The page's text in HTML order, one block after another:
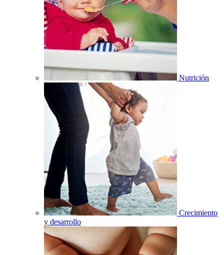
Nutrición
Crecimiento
y desarrollo